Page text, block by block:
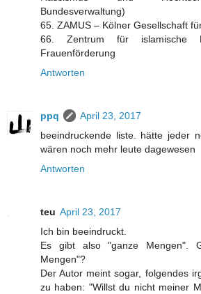
Bundesverwaltung)
65. ZAMUS – Kölner Gesellschaft
66. Zentrum für islamische
Frauenförderung
Antworten
ppq
April 23, 2017
beeindruckende liste. hätte jeder
wären noch mehr leute dagewesen
Antworten
teu April 23, 2017
Ich bin beeindruckt.
Es gibt also "ganze Mengen".
Mengen"?
Der Autor meint sogar, folgendes
zu haben: "Willst du nicht meiner